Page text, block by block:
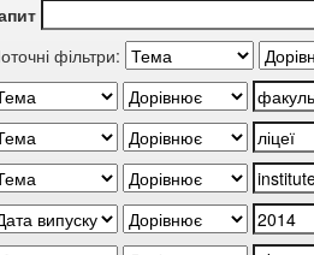
фільтри: